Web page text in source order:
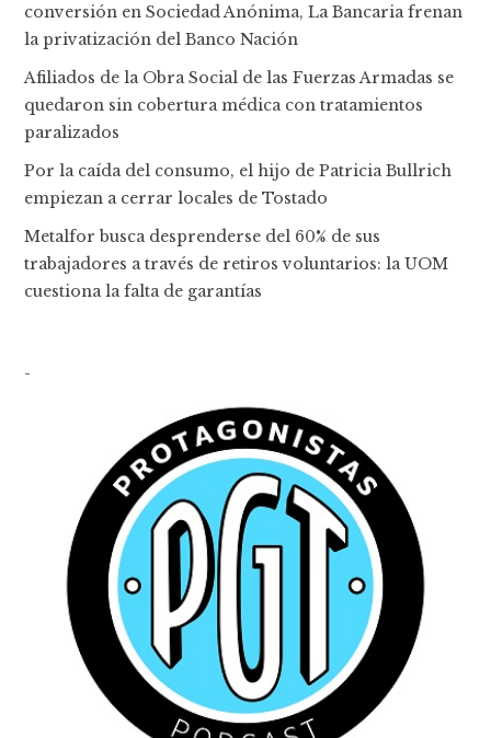
conversión en Sociedad Anónima, La Bancaria frenan
la privatización del Banco Nación
Afiliados de la Obra Social de las Fuerzas Armadas se
quedaron sin cobertura médica con tratamientos
paralizados
Por la caída del consumo, el hijo de Patricia Bullrich
empiezan a cerrar locales de Tostado
Metalfor busca desprenderse del 60% de sus
trabajadores a través de retiros voluntarios: la UOM
cuestiona la falta de garantías
-